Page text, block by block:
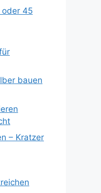
oder 45
bauen
– Kratzer